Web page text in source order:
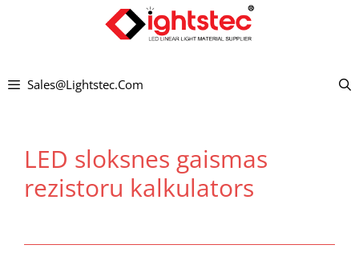
Sales@lightstec.com
LED sloksnes gaismas
rezistoru kalkulators